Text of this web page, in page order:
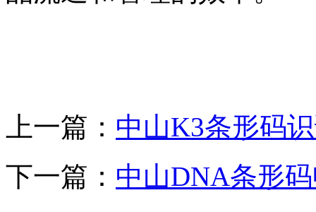
上一篇： 中山K3条形码
下一篇： 中山DNA条形